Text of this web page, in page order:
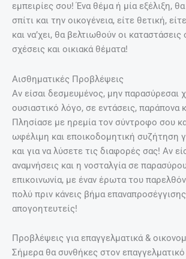
εμπειρίες σου! Ένα θέμα ή μία εξέλιξη,
σπίτι και την οικογένεια, είτε θετική,
και να’χει, θα βελτιωθούν οι καταστάσεις
σχέσεις και οικιακά θέματα!
Αισθηματικές Προβλέψεις
Αν είσαι δεσμευμένος, μην παρασύρεσαι
ουσιαστικό λόγο, σε εντάσεις, παράπονα
Πλησίασε με ηρεμία τον σύντροφο σου
ωφέλιμη και εποικοδομητική συζήτηση
και για να λύσετε τις διαφορές σας! Αν
αναμνήσεις και η νοσταλγία σε
επικοινωνία, με έναν έρωτα του
πολύ πριν κάνεις βήμα
απογοητευτείς!
Προβλέψεις για επαγγελματικά &
Σήμερα θα συνθήκες στον